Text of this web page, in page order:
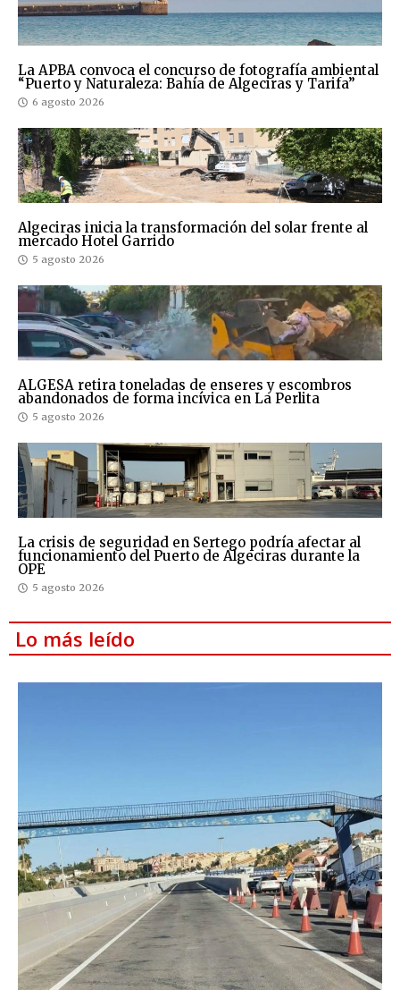
La APBA convoca el concurso de fotografía ambiental
“Puerto y Naturaleza: Bahía de Algeciras y Tarifa”
6 agosto 2026
Algeciras inicia la transformación del solar frente al
mercado Hotel Garrido
5 agosto 2026
ALGESA retira toneladas de enseres y escombros
abandonados de forma incívica en La Perlita
5 agosto 2026
La crisis de seguridad en Sertego podría afectar al
funcionamiento del Puerto de Algeciras durante la
OPE
5 agosto 2026
Lo más leído